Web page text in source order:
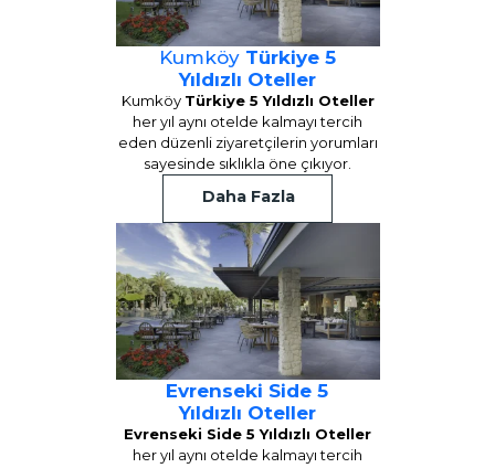
Kumköy Türkiye 5
Yıldızlı Oteller
Kumköy Türkiye 5 Yıldızlı Oteller
her yıl aynı otelde kalmayı tercih
eden düzenli ziyaretçilerin yorumları
sayesinde sıklıkla öne çıkıyor.
Daha Fazla
Evrenseki Side 5
Yıldızlı Oteller
Evrenseki Side 5 Yıldızlı Oteller
her yıl aynı otelde kalmayı tercih